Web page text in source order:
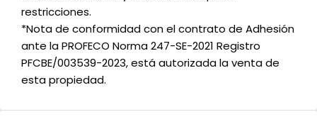
restricciones.
*Nota de conformidad con el contrato de Adhesión
ante la PROFECO Norma 247-SE-2021 Registro
PFCBE/003539-2023, está autorizada la venta de
esta propiedad.